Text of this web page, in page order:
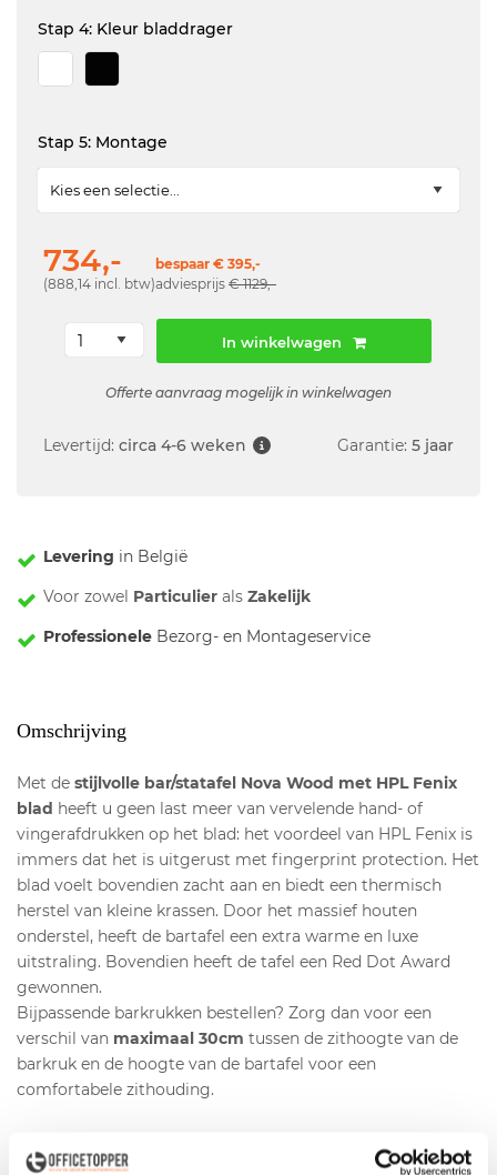
Stap 4: Kleur bladdrager
Stap 5: Montage
734,-
(888,14 incl. btw)
bespaar € 395,-
adviesprijs € 1129,-
In winkelwagen
Offerte aanvraag mogelijk in winkelwagen
Levertijd: circa 4-6 weken Garantie: 5 jaar
Levering in België
Voor zowel Particulier als Zakelijk
Professionele Bezorg- en Montageservice
Omschrijving
Met de stijlvolle bar/statafel Nova Wood met HPL Fenix
blad heeft u geen last meer van vervelende hand- of
vingerafdrukken op het blad: het voordeel van HPL Fenix is
immers dat het is uitgerust met fingerprint protection. Het
blad voelt bovendien zacht aan en biedt een thermisch
herstel van kleine krassen. Door het massief houten
onderstel, heeft de bartafel een extra warme en luxe
uitstraling. Bovendien heeft de tafel een Red Dot Award
gewonnen.
Bijpassende barkrukken bestellen? Zorg dan voor een
verschil van maximaal 30cm tussen de zithoogte van de
barkruk en de hoogte van de bartafel voor een
comfortabele zithouding.